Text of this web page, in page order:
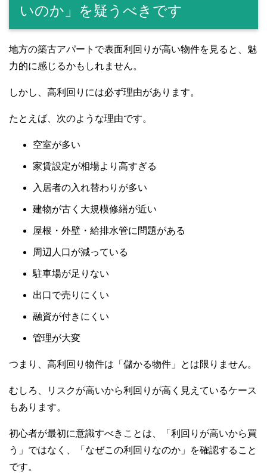
いのか」を疑うべきです
地方の築古アパートで表面利回りが高い物件を見ると、魅
力的に感じるかもしれません。
しかし、高利回りには必ず理由があります。
たとえば、次のような理由です。
空室が多い
家賃設定が相場より高すぎる
入居者の入れ替わりが多い
建物が古く大規模修繕が近い
屋根・外壁・給排水管に問題がある
周辺人口が減っている
駐車場が足りない
出口で売りにくい
融資が付きにくい
管理が大変
つまり、高利回り物件は「儲かる物件」とは限りません。
むしろ、リスクが高いから利回りが高く見えているケース
もあります。
初心者が最初に意識すべきことは、「利回りが高いから買
う」ではなく、「なぜこの利回りなのか」を確認すること
です。